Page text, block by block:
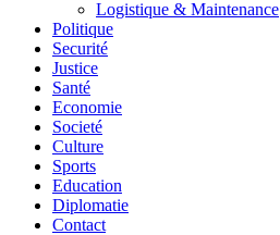
Logistique & Maintenance
Politique
Securité
Justice
Santé
Economie
Societé
Culture
Sports
Education
Diplomatie
Contact